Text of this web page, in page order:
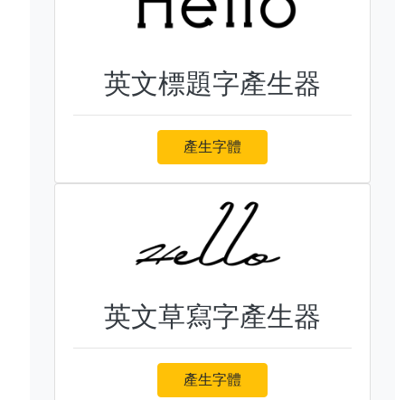
英文標題字產生器
產生字體
英文草寫字產生器
產生字體